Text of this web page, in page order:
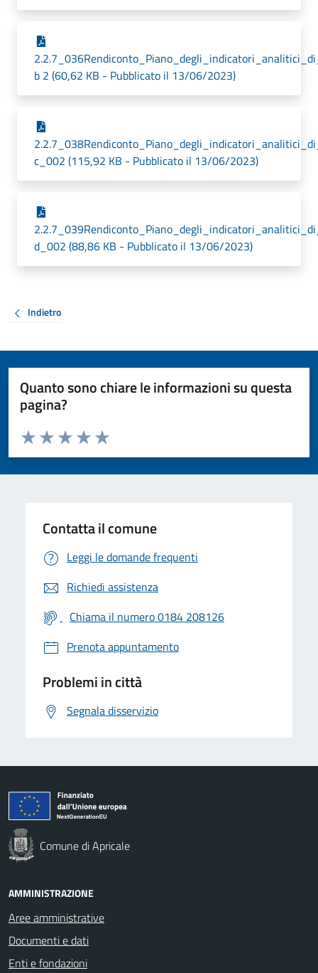
b 2 (60,62 KB - Pubblicato il 13/06/2023)
c_002 (115,92 KB - Pubblicato il 13/06/2023)
d_002 (88,86 KB - Pubblicato il 13/06/2023)
Indietro
Quanto sono chiare le informazioni su questa
pagina?
Valuta da 1 a 5 stelle la pagina
Valuta 5 stelle su 5
Valuta 4 stelle su 5
Valuta 3 stelle su 5
Valuta 2 stelle su 5
Valuta 1 stelle su 5
Contatta il comune
Leggi le domande frequenti
Richiedi assistenza
Chiama il numero 0184 208126
Prenota appuntamento
Problemi in città
Segnala disservizio
Comune di Apricale
AMMINISTRAZIONE
Aree amministrative
Documenti e dati
Enti e fondazioni